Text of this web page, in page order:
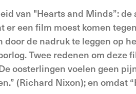
van "Hearts and Minds”:
een film moest komen
de nadruk te leggen op
Twee redenen om deze
oosterlingen voelen geen
(Richard Nixon); en omdat